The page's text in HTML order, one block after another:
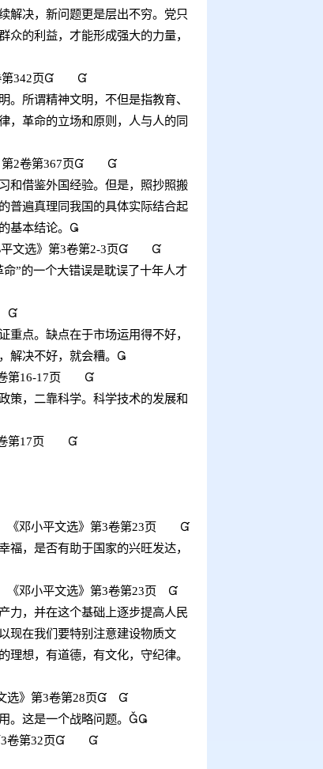
决，新问题更是层出不穷。党只
的利益，才能形成强大的力量，
342页

所谓精神文明，不但是指教育、
，革命的立场和原则，人与人的同
2卷第367页

借鉴外国经验。但是，照抄照搬
普遍真理同我国的具体实际结合起
基本结论。 
文选》第3卷第2-3页

命”的一个大错误是耽误了十年人才

点。缺点在于市场运用得不好，
解决不好，就会糟。 
第16-17页

，二靠科学。科学技术的发展和
第17页

《邓小平文选》第3卷第23页

，是否有助于国家的兴旺发达，
《邓小平文选》第3卷第23页

，并在这个基础上逐步提高人民
现在我们要特别注意建设物质文
想，有道德，有文化，守纪律。
选》第3卷第28页

这是一个战略问题。 
3卷第32页
